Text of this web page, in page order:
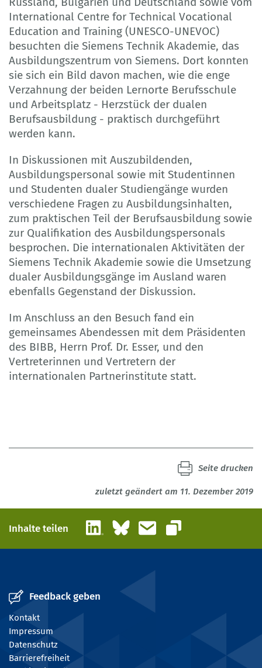
International Centre for Technical Vocational
Education and Training (UNESCO-UNEVOC)
besuchten die Siemens Technik Akademie, das
Ausbildungszentrum von Siemens. Dort konnten
sie sich ein Bild davon machen, wie die enge
Verzahnung der beiden Lernorte Berufsschule
und Arbeitsplatz - Herzstück der dualen
Berufsausbildung - praktisch durchgeführt
werden kann.
In Diskussionen mit Auszubildenden,
Ausbildungspersonal sowie mit Studentinnen
und Studenten dualer Studiengänge wurden
verschiedene Fragen zu Ausbildungsinhalten,
zum praktischen Teil der Berufsausbildung sowie
zur Qualifikation des Ausbildungspersonals
besprochen. Die internationalen Aktivitäten der
Siemens Technik Akademie sowie die Umsetzung
dualer Ausbildungsgänge im Ausland waren
ebenfalls Gegenstand der Diskussion.
Im Anschluss an den Besuch fand ein
gemeinsames Abendessen mit dem Präsidenten
des BIBB, Herrn Prof. Dr. Esser, und den
Vertreterinnen und Vertretern der
internationalen Partnerinstitute statt.
zuletzt geändert am 11. Dezember 2019
Seite drucken
Inhalte teilen LinkedInBlueskyE-Mail
Link kopieren
Feedback geben
Kontakt
Impressum
Datenschutz
Barrierefreiheit